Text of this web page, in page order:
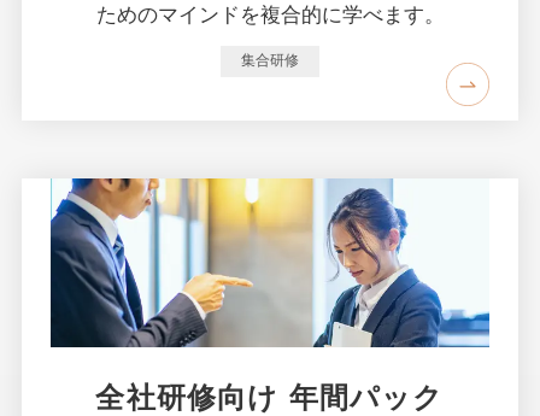
ためのマインドを複合的に学べます。
集合研修
全社研修向け 年間パック